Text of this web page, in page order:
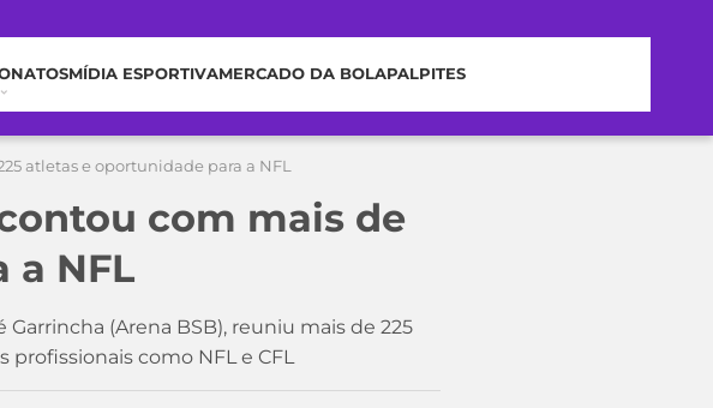
MÍDIA ESPORTIVAMERCADO DA BOLAPALPITES
atletas e oportunidade para a NFL
com mais de
a NFL
(Arena BSB), reuniu mais de 225
como NFL e CFL